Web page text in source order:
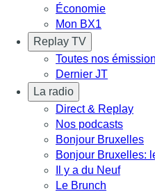
Économie
Mon BX1
Replay TV
Toutes nos
Dernier JT
La radio
Direct & Replay
Nos podcasts
Bonjour Bruxelles
Bonjour Bruxelles:
Il y a du Neuf
Le Brunch